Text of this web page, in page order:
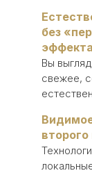
без
эффекта
Вы
свежее,